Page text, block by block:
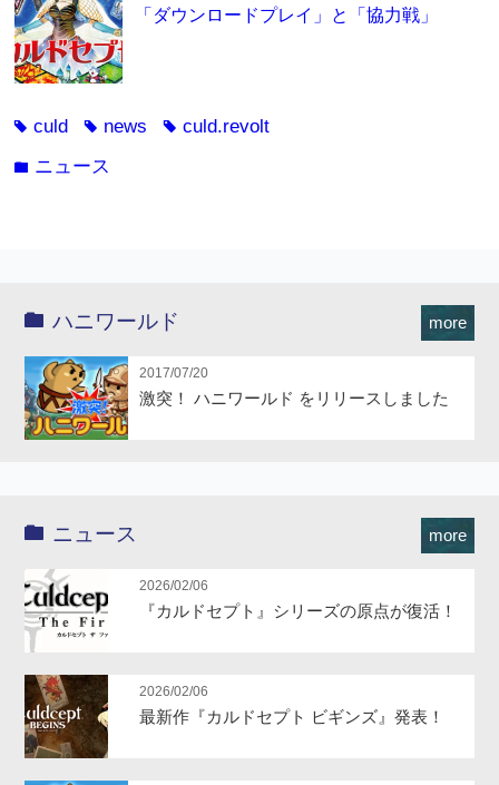
「ダウンロードプレイ」と「協力戦」
tagculd tag news tagculd.revolt
folder ニュース
more
ハニワールド
2017/07/20
激突！ ハニワールド をリリースしました
more
ニュース
2026/02/06
『カルドセプト』シリーズの原点が復活！
2026/02/06
最新作『カルドセプト ビギンズ』発表！